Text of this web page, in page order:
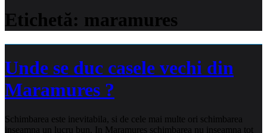
Etichetă: maramures
Unde se duc casele vechi din
Maramures ?
Schimbarea este inevitabila, si de cele mai multe ori schimbarea
inseamna un lucru bun. In Maramures schimbarea nu inseamna tot